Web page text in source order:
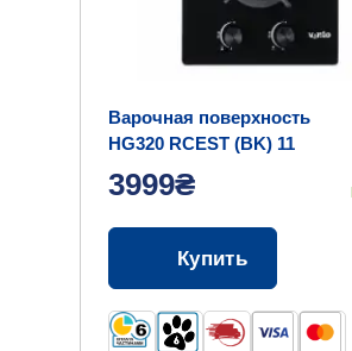
Варочная поверхность
HG320 RCEST (BK) 11
3999₴
Купить